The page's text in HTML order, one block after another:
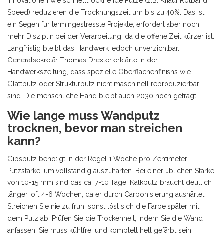
Speed) reduzieren die Trocknungszeit um bis zu 40%. Das ist
ein Segen für termingestresste Projekte, erfordert aber noch
mehr Disziplin bei der Verarbeitung, da die offene Zeit kürzer ist.
Langfristig bleibt das Handwerk jedoch unverzichtbar.
Generalsekretär Thomas Drexler erklärte in der
Handwerkszeitung, dass spezielle Oberflächenfinishs wie
Glattputz oder Strukturputz nicht maschinell reproduzierbar
sind. Die menschliche Hand bleibt auch 2030 noch gefragt.
Wie lange muss Wandputz
trocknen, bevor man streichen
kann?
Gipsputz benötigt in der Regel 1 Woche pro Zentimeter
Putzstärke, um vollständig auszuhärten. Bei einer üblichen Stärke
von 10-15 mm sind das ca. 7-10 Tage. Kalkputz braucht deutlich
länger, oft 4-6 Wochen, da er durch Carbonisierung aushärtet.
Streichen Sie nie zu früh, sonst löst sich die Farbe später mit
dem Putz ab. Prüfen Sie die Trockenheit, indem Sie die Wand
anfassen: Sie muss kühlfrei und komplett hell gefärbt sein.